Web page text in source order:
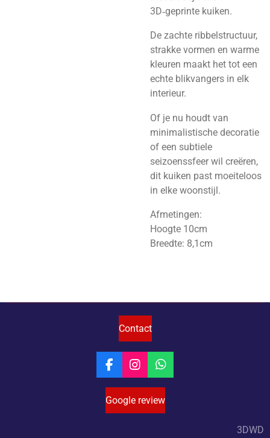
3D‑geprinte kuiken.
De zachte ribbelstructuur,
strakke vormen en warme
kleuren maakt het tot een
echte blikvangers in elk
interieur.
Of je nu houdt van
minimalistische decoratie
of een subtiele
seizoenssfeer wil creëren,
dit kuiken past moeiteloos
in elke woonstijl.
Afmetingen:
Hoogte 10cm
Breedte: 8,1cm
Contact
F
a
e
b
I
n
t
a
W
h
t
s
Google review
3DWD